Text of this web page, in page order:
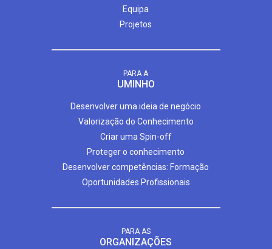
Equipa
Projetos
PARA A
UMINHO
Desenvolver uma ideia de negócio
Valorização do Conhecimento
Criar uma Spin-off
Proteger o conhecimento
Desenvolver competências: Formação
Oportunidades Profissionais
PARA AS
ORGANIZAÇÕES